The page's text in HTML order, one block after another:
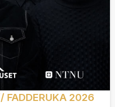
FADDERUKA 2026